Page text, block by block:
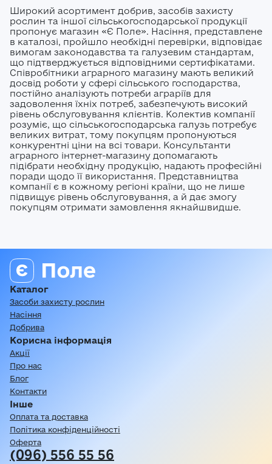
Широкий асортимент добрив, засобів захисту
рослин та іншої сільськогосподарської продукції
пропонує магазин «Є Поле». Насіння, представлене
в каталозі, пройшло необхідні перевірки, відповідає
вимогам законодавства та галузевим стандартам,
що підтверджується відповідними сертифікатами.
Співробітники аграрного магазину мають великий
досвід роботи у сфері сільського господарства,
постійно аналізують потреби аграріїв для
задоволення їхніх потреб, забезпечують високий
рівень обслуговування клієнтів. Колектив компанії
розуміє, що сільськогосподарська галузь потребує
великих витрат, тому покупцям пропонуються
конкурентні ціни на всі товари. Консультанти
аграрного інтернет-магазину допомагають
підібрати необхідну продукцію, надають професійні
поради щодо її використання. Представництва
компанії є в кожному регіоні країни, що не лише
підвищує рівень обслуговування, а й дає змогу
покупцям отримати замовлення якнайшвидше.
Каталог
Засоби захисту рослин
Насіння
Добрива
Корисна інформація
Акції
Про нас
Блог
Контакти
Інше
Оплата та доставка
Політика конфіденційності
Оферта
(096) 556 55 56